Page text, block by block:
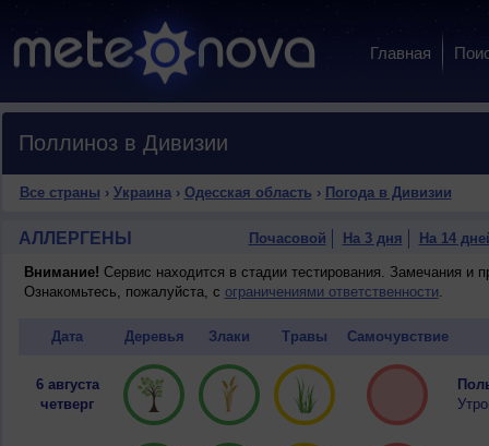
Главная
Поллиноз в Дивизии
Все страны › Украина› Одесская область › Погода в Дивизии
АЛЛЕРГЕНЫ Почасовой На 3 дня На 14
Внимание! Сервис находится в стадии тестирования. Замечания и
Ознакомьтесь, пожалуйста, с ограничениями ответственности.
Дата Деревья Злаки Травы Самочувствие
6 августа
четверг